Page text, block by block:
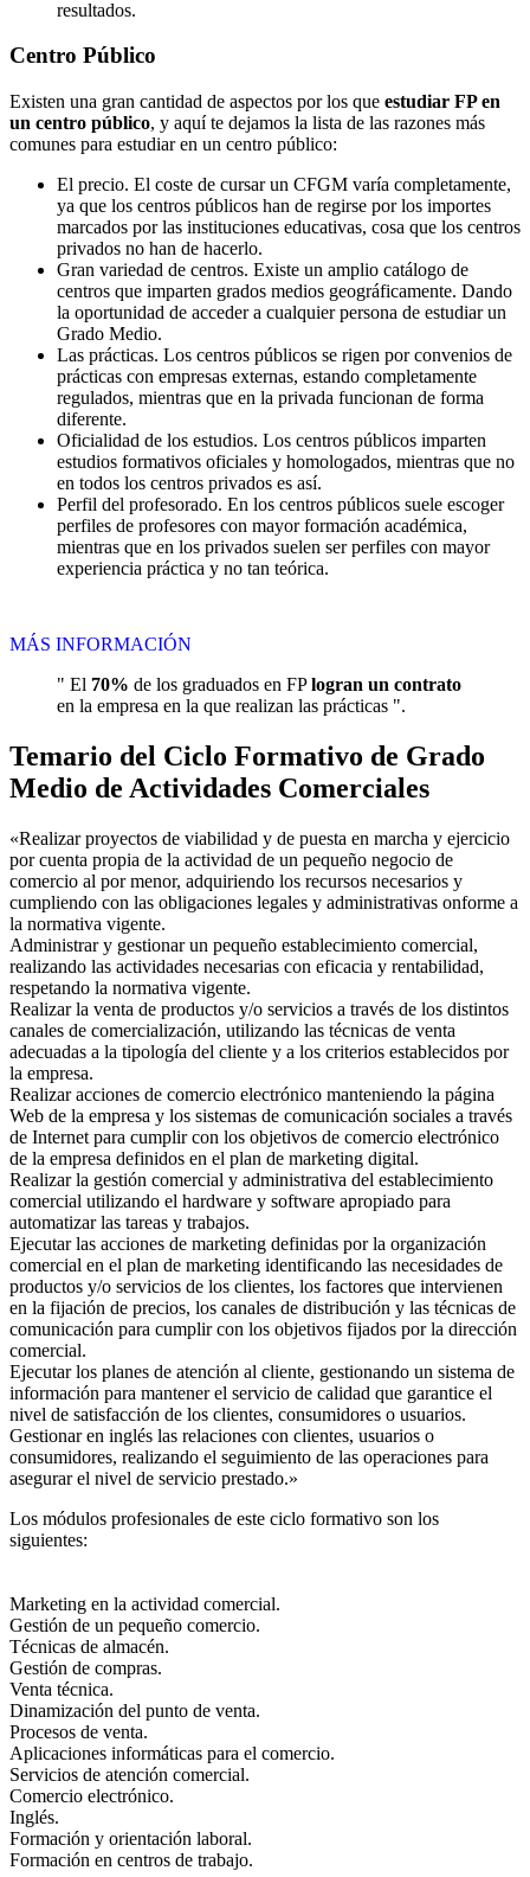
resultados.
Centro Público
Existen una gran cantidad de aspectos por los que estudiar FP en
un centro público, y aquí te dejamos la lista de las razones más
comunes para estudiar en un centro público:
El precio. El coste de cursar un CFGM varía completamente,
ya que los centros públicos han de regirse por los importes
marcados por las instituciones educativas, cosa que los centros
privados no han de hacerlo.
Gran variedad de centros. Existe un amplio catálogo de
centros que imparten grados medios geográficamente. Dando
la oportunidad de acceder a cualquier persona de estudiar un
Grado Medio.
Las prácticas. Los centros públicos se rigen por convenios de
prácticas con empresas externas, estando completamente
regulados, mientras que en la privada funcionan de forma
diferente.
Oficialidad de los estudios. Los centros públicos imparten
estudios formativos oficiales y homologados, mientras que no
en todos los centros privados es así.
Perfil del profesorado. En los centros públicos suele escoger
perfiles de profesores con mayor formación académica,
mientras que en los privados suelen ser perfiles con mayor
experiencia práctica y no tan teórica.
MÁS INFORMACIÓN
" El 70% de los graduados en FPlogran un contrato
en la empresa en la que realizan las prácticas ".
Temario del Ciclo Formativo de Grado
Medio de Actividades Comerciales
«Realizar proyectos de viabilidad y de puesta en marcha y ejercicio
por cuenta propia de la actividad de un pequeño negocio de
comercio al por menor, adquiriendo los recursos necesarios y
cumpliendo con las obligaciones legales y administrativas onforme a
la normativa vigente.
Administrar y gestionar un pequeño establecimiento comercial,
realizando las actividades necesarias con eficacia y rentabilidad,
respetando la normativa vigente.
Realizar la venta de productos y/o servicios a través de los distintos
canales de comercialización, utilizando las técnicas de venta
adecuadas a la tipología del cliente y a los criterios establecidos por
la empresa.
Realizar acciones de comercio electrónico manteniendo la página
Web de la empresa y los sistemas de comunicación sociales a través
de Internet para cumplir con los objetivos de comercio electrónico
de la empresa definidos en el plan de marketing digital.
Realizar la gestión comercial y administrativa del establecimiento
comercial utilizando el hardware y software apropiado para
automatizar las tareas y trabajos.
Ejecutar las acciones de marketing definidas por la organización
comercial en el plan de marketing identificando las necesidades de
productos y/o servicios de los clientes, los factores que intervienen
en la fijación de precios, los canales de distribución y las técnicas de
comunicación para cumplir con los objetivos fijados por la dirección
comercial.
Ejecutar los planes de atención al cliente, gestionando un sistema de
información para mantener el servicio de calidad que garantice el
nivel de satisfacción de los clientes, consumidores o usuarios.
Gestionar en inglés las relaciones con clientes, usuarios o
consumidores, realizando el seguimiento de las operaciones para
asegurar el nivel de servicio prestado.»
Los módulos profesionales de este ciclo formativo son los
siguientes:
Marketing en la actividad comercial.
Gestión de un pequeño comercio.
Técnicas de almacén.
Gestión de compras.
Venta técnica.
Dinamización del punto de venta.
Procesos de venta.
Aplicaciones informáticas para el comercio.
Servicios de atención comercial.
Comercio electrónico.
Inglés.
Formación y orientación laboral.
Formación en centros de trabajo.